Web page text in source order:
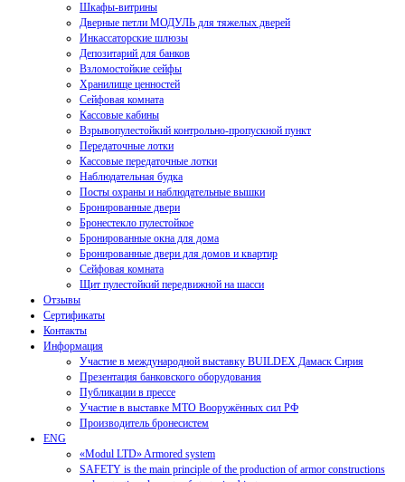
Шкафы-витрины
Дверные петли МОДУЛЬ для тяжелых дверей
Инкассаторские шлюзы
Депозитарий для банков
Взломостойкие сейфы
Хранилище ценностей
Сейфовая комната
Кассовые кабины
Взрывопулестойкий контрольно-пропускной пункт
Передаточные лотки
Кассовые передаточные лотки
Наблюдательная будка
Посты охраны и наблюдательные вышки
Бронированные двери
Бронестекло пулестойкое
Бронированные окна для дома
Бронированные двери для домов и квартир
Сейфовая комната
Щит пулестойкий передвижной на шасси
Отзывы
Сертификаты
Контакты
Информация
Участие в международной выставку BUILDEX Дамаск Сирия
Презентация банковского оборудования
Публикации в прессе
Участие в выставке МТО Вооружённых сил РФ
Производитель бронесистем
ENG
«Modul LTD» Armored system
SAFETY is the main principle of the production of armor constructions